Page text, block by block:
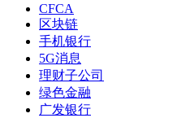
CFCA
区块链
手机银行
5G消息
理财子公司
绿色金融
广发银行